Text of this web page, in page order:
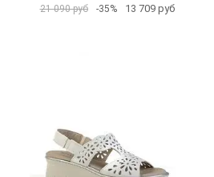
21 090 руб -35% 13 709 руб